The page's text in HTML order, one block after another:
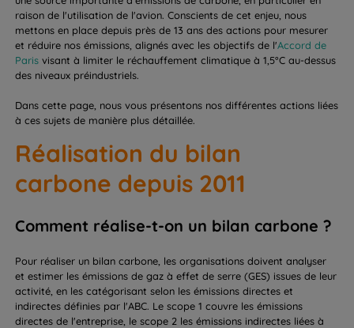
raison de l'utilisation de l'avion. Conscients de cet enjeu, nous
mettons en place depuis près de 13 ans des actions pour mesurer
et réduire nos émissions, alignés avec les objectifs de l'Accord de
Paris visant à limiter le réchauffement climatique à 1,5°C au-dessus
des niveaux préindustriels.
Dans cette page, nous vous présentons nos différentes actions liées
à ces sujets de manière plus détaillée.
Réalisation du bilan
carbone depuis 2011
Comment réalise-t-on un bilan carbone ?
Pour réaliser un bilan carbone, les organisations doivent analyser
et estimer les émissions de gaz à effet de serre (GES) issues de leur
activité, en les catégorisant selon les émissions directes et
indirectes définies par l'ABC. Le scope 1 couvre les émissions
directes de l'entreprise, le scope 2 les émissions indirectes liées à